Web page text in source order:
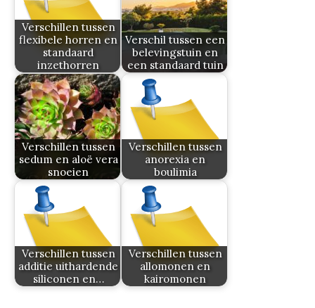
Verschillen tussen
flexibele horren en
standaard
inzethorren
Verschil tussen een
belevingstuin en
een standaard tuin
Verschillen tussen
sedum en aloë vera
snoeien
Verschillen tussen
anorexia en
boulimia
Verschillen tussen
additie uithardende
siliconen en…
Verschillen tussen
allomonen en
kairomonen